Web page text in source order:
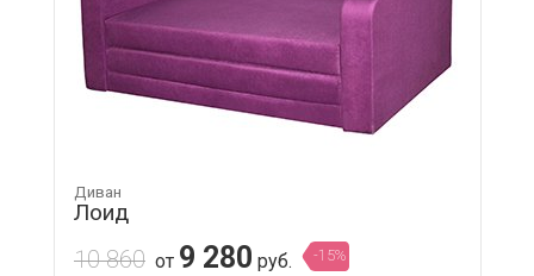
Диван
Лоид
10 860 от 9 280 руб. -15%